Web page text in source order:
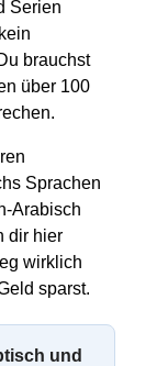
Serien
brauchst
über 100
Sprachen
Arabisch
dir hier
wirklich
sparst.
und